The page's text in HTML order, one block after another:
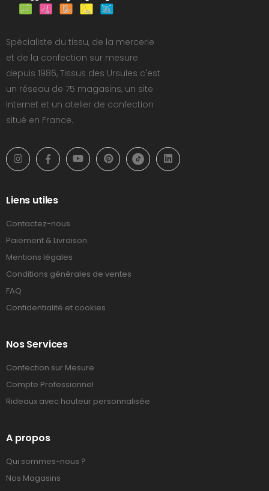
Spécialiste du tissu, de la mercerie
et de la confection sur mesure
depuis 1986, Tissus des Ursules c'est
un réseau de 75 magasins, un site
Internet et un atelier de confection
situé en France.
Liens utiles
Contactez-nous
Paiement & Livraison
Mentions légales
Conditions générales de ventes
FAQ
Confidentialité et cookies
Nos Services
Confection sur Mesure
Compte Professionnel
Rideaux avec hauteur personnalisée
A propos
Qui sommes-nous ?
Nos Magasins